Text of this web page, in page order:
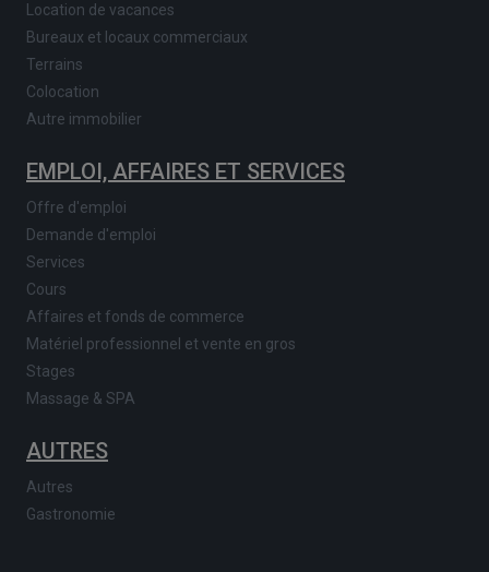
Location de vacances
Bureaux et locaux commerciaux
Terrains
Colocation
Autre immobilier
EMPLOI, AFFAIRES ET SERVICES
Offre d'emploi
Demande d'emploi
Services
Cours
Affaires et fonds de commerce
Matériel professionnel et vente en gros
Stages
Massage & SPA
AUTRES
Autres
Gastronomie